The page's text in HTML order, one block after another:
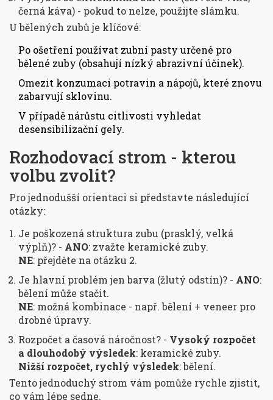
černá káva) - pokud to nelze, použijte slámku.
U bělených zubů je klíčové:
Po ošetření používat zubní pasty určené pro
bělené zuby (obsahují nízký abrazivní účinek).
Omezit konzumaci potravin a nápojů, které znovu
zabarvují sklovinu.
V případě nárůstu citlivosti vyhledat
desensibilizační gely.
Rozhodovací strom - kterou
volbu zvolit?
Pro jednodušší orientaci si představte následující
otázky:
Je poškozená struktura zubu (prasklý, velká
výplň)? - ANO: zvažte keramické zuby.
NE: přejděte na otázku 2.
Je hlavní problém jen barva (žlutý odstín)? - ANO:
bělení může stačit.
NE: možná kombinace - např. bělení + veneer pro
drobné úpravy.
Rozpočet a časová náročnost? - Vysoký rozpočet
a dlouhodobý výsledek: keramické zuby.
Nižší rozpočet, rychlý výsledek: bělení.
Tento jednoduchý strom vám pomůže rychle zjistit,
co vám lépe sedne.